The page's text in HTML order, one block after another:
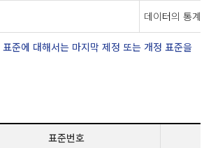
데이터의 통계
준에 대해서는 마지막 제정 또는 개정 표준을
표준번호